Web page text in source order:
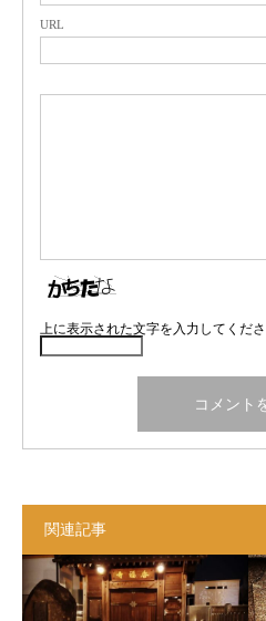
URL
上に表示された文字を入力してくださ
関連記事